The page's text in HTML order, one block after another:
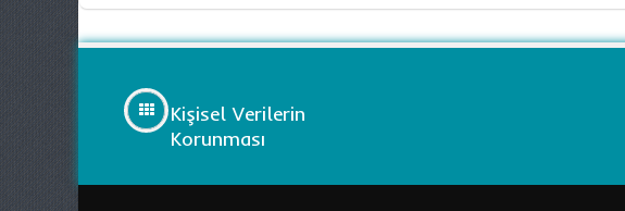
Kişisel Verilerin
Korunması